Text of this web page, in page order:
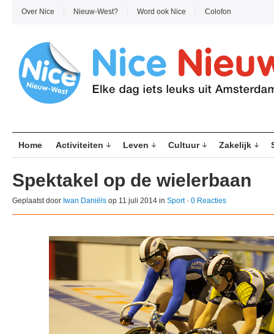
Over Nice Nieuw-West? Word ook Nice Colofon
Home Activiteiten Leven Cultuur Zakelijk
Spektakel op de wielerbaan
Geplaatst door Iwan Daniëls op 11 juli 2014 in Sport· 0 Reacties